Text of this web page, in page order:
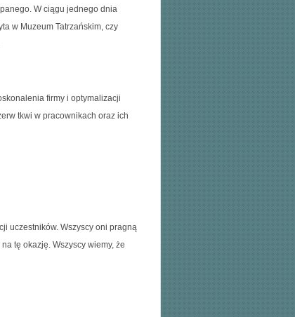
W ciągu jednego dnia
w Muzeum Tatrzańskim, czy
firmy i optymalizacji
tkwi w pracownikach oraz ich
uczestników. Wszyscy oni pragną
tę okazję. Wszyscy wiemy, że